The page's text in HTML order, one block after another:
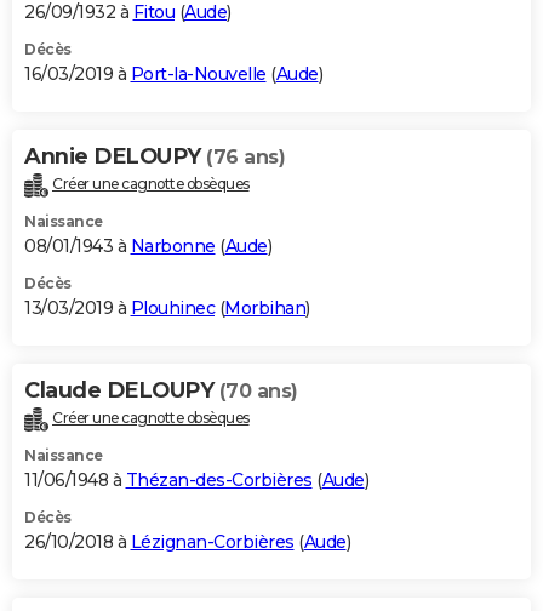
26/09/1932 à Fitou (Aude)
Décès
16/03/2019 à Port-la-Nouvelle (Aude)
Annie DELOUPY (76 ans)
Créer une cagnotte obsèques
Naissance
08/01/1943 à Narbonne (Aude)
Décès
13/03/2019 à Plouhinec(Morbihan)
Claude DELOUPY (70 ans)
Créer une cagnotte obsèques
Naissance
11/06/1948 à Thézan-des-Corbières (Aude)
Décès
26/10/2018 à Lézignan-Corbières (Aude)